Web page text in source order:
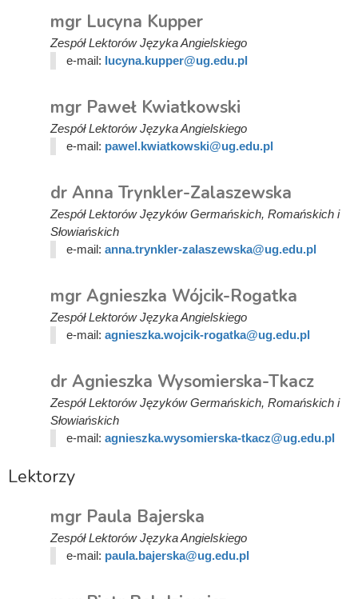
mgr Lucyna Kupper
Zespół Lektorów Języka Angielskiego
e-mail: lucyna.kupper@ug.edu.pl
mgr Paweł Kwiatkowski
Zespół Lektorów Języka Angielskiego
e-mail: pawel.kwiatkowski@ug.edu.pl
dr Anna Trynkler-Zalaszewska
Zespół Lektorów Języków Germańskich, Romańskich i
Słowiańskich
e-mail: anna.trynkler-zalaszewska@ug.edu.pl
mgr Agnieszka Wójcik-Rogatka
Zespół Lektorów Języka Angielskiego
e-mail: agnieszka.wojcik-rogatka@ug.edu.pl
dr Agnieszka Wysomierska-Tkacz
Zespół Lektorów Języków Germańskich, Romańskich i
Słowiańskich
e-mail: agnieszka.wysomierska-tkacz@ug.edu.pl
Lektorzy
mgr Paula Bajerska
Zespół Lektorów Języka Angielskiego
e-mail: paula.bajerska@ug.edu.pl